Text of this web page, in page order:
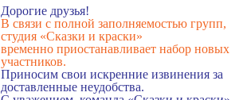
Дорогие друзья!
В связи с полной заполняемостью групп,
студия «Сказки и краски»
временно приостанавливает набор новых
участников.
Приносим свои искренние извинения за
доставленные неудобства.